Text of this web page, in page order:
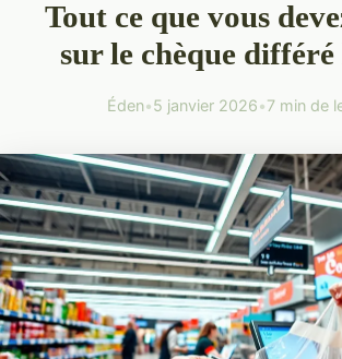
Tout ce que vous
sur le chèque
Éden•5 janvier 2026•7 min de